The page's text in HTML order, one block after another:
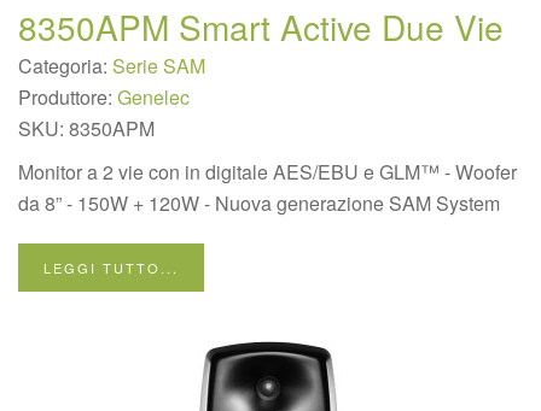
8350APM Smart Active Due Vie
Categoria: Serie SAM
Produttore: Genelec
SKU: 8350APM
Monitor a 2 vie con in digitale AES/EBU e GLM™ - Woofer
da 8” - 150W + 120W - Nuova generazione SAM System
LEGGI TUTTO...